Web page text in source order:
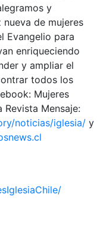
y
de mujeres
Evangelio para
enriqueciendo
y ampliar el
todos los
Mujeres
Revista Mensaje:
noticias/iglesia/ y